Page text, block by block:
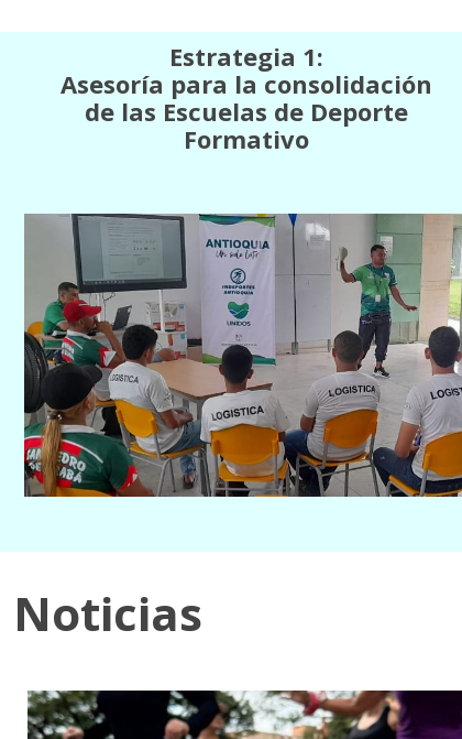
Estrategia 1:
Asesoría para la consolidación
de las Escuelas de Deporte
Formativo
Noticias